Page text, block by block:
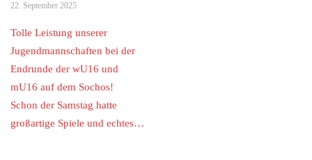
22. September 2025
Tolle Leistung unserer
Jugendmannschaften bei der
Endrunde der wU16 und
mU16 auf dem Sochos!
Schon der Samstag hatte
großartige Spiele und echtes…